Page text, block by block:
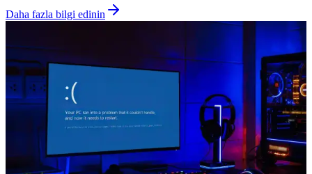
Daha fazla bilgi edinin